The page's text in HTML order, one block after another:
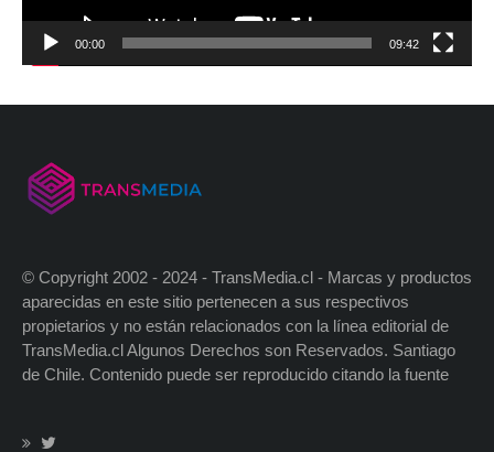
00:00 09:42
© Copyright 2002 - 2024 - TransMedia.cl - Marcas y productos
aparecidas en este sitio pertenecen a sus respectivos
propietarios y no están relacionados con la línea editorial de
TransMedia.cl Algunos Derechos son Reservados. Santiago
de Chile. Contenido puede ser reproducido citando la fuente